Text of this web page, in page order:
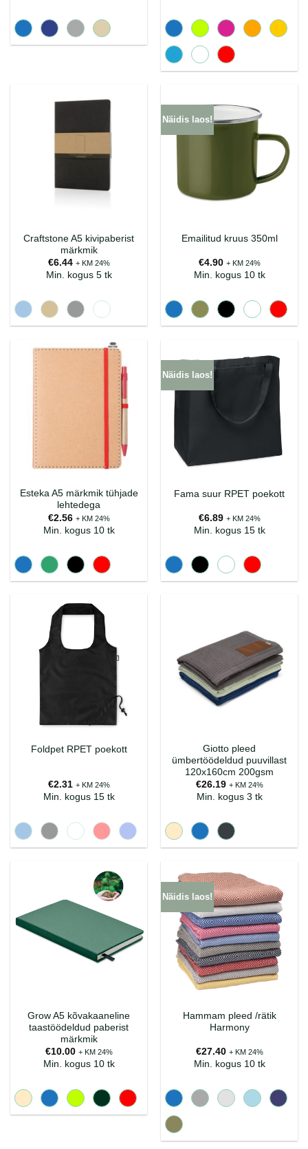
Craftstone A5 kivipaberist
märkmik
€6.44 + KM 24%
Min. kogus 5 tk
Näidis laos!
Emailitud kruus 350ml
€4.90 + KM 24%
Min. kogus 10 tk
Esteka A5 märkmik tühjade
lehtedega
€2.56 + KM 24%
Min. kogus 10 tk
Näidis laos!
Fama suur RPET poekott
€6.89 + KM 24%
Min. kogus 15 tk
Foldpet RPET poekott
€2.31 + KM 24%
Min. kogus 15 tk
Giotto pleed
ümbertöödeldud puuvillast
120x160cm 200gsm
€26.19 + KM 24%
Min. kogus 3 tk
Grow A5 kõvakaaneline
taastöödeldud paberist
märkmik
€10.00 + KM 24%
Min. kogus 10 tk
Näidis laos!
Hammam pleed /rätik
Harmony
€27.40 + KM 24%
Min. kogus 10 tk